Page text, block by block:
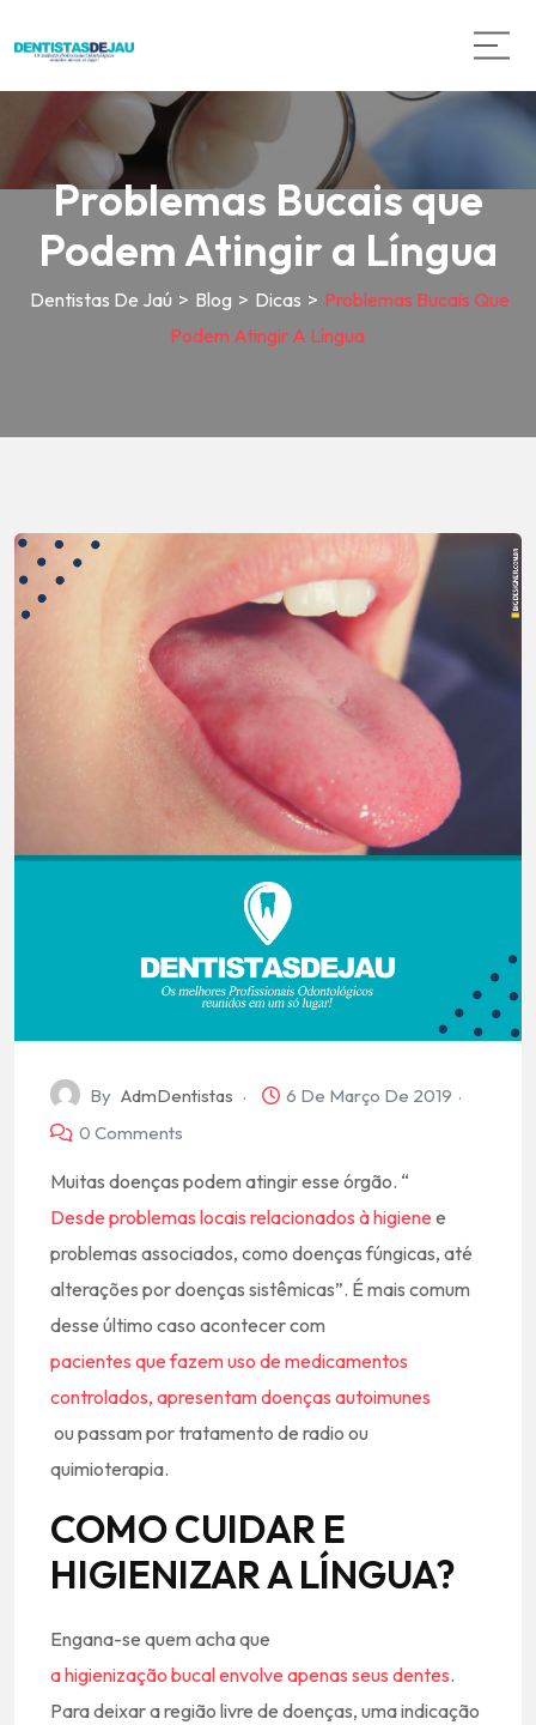
Problemas Bucais que
Podem Atingir a Língua
Dentistas De Jaú > Blog > Dicas > Problemas Bucais Que
Podem Atingir A Língua
By AdmDentistas
6 De Março De 2019
0 Comments
Muitas doenças podem atingir esse órgão. “
Desde problemas locais relacionados à higiene e
problemas associados, como doenças fúngicas, até
alterações por doenças sistêmicas”. É mais comum
desse último caso acontecer com
pacientes que fazem uso de medicamentos
controlados, apresentam doenças autoimunes
ou passam por tratamento de radio ou
quimioterapia.
COMO CUIDAR E
HIGIENIZAR A LÍNGUA?
Engana-se quem acha que
a higienização bucal envolve apenas seus dentes.
Para deixar a região livre de doenças, uma indicação